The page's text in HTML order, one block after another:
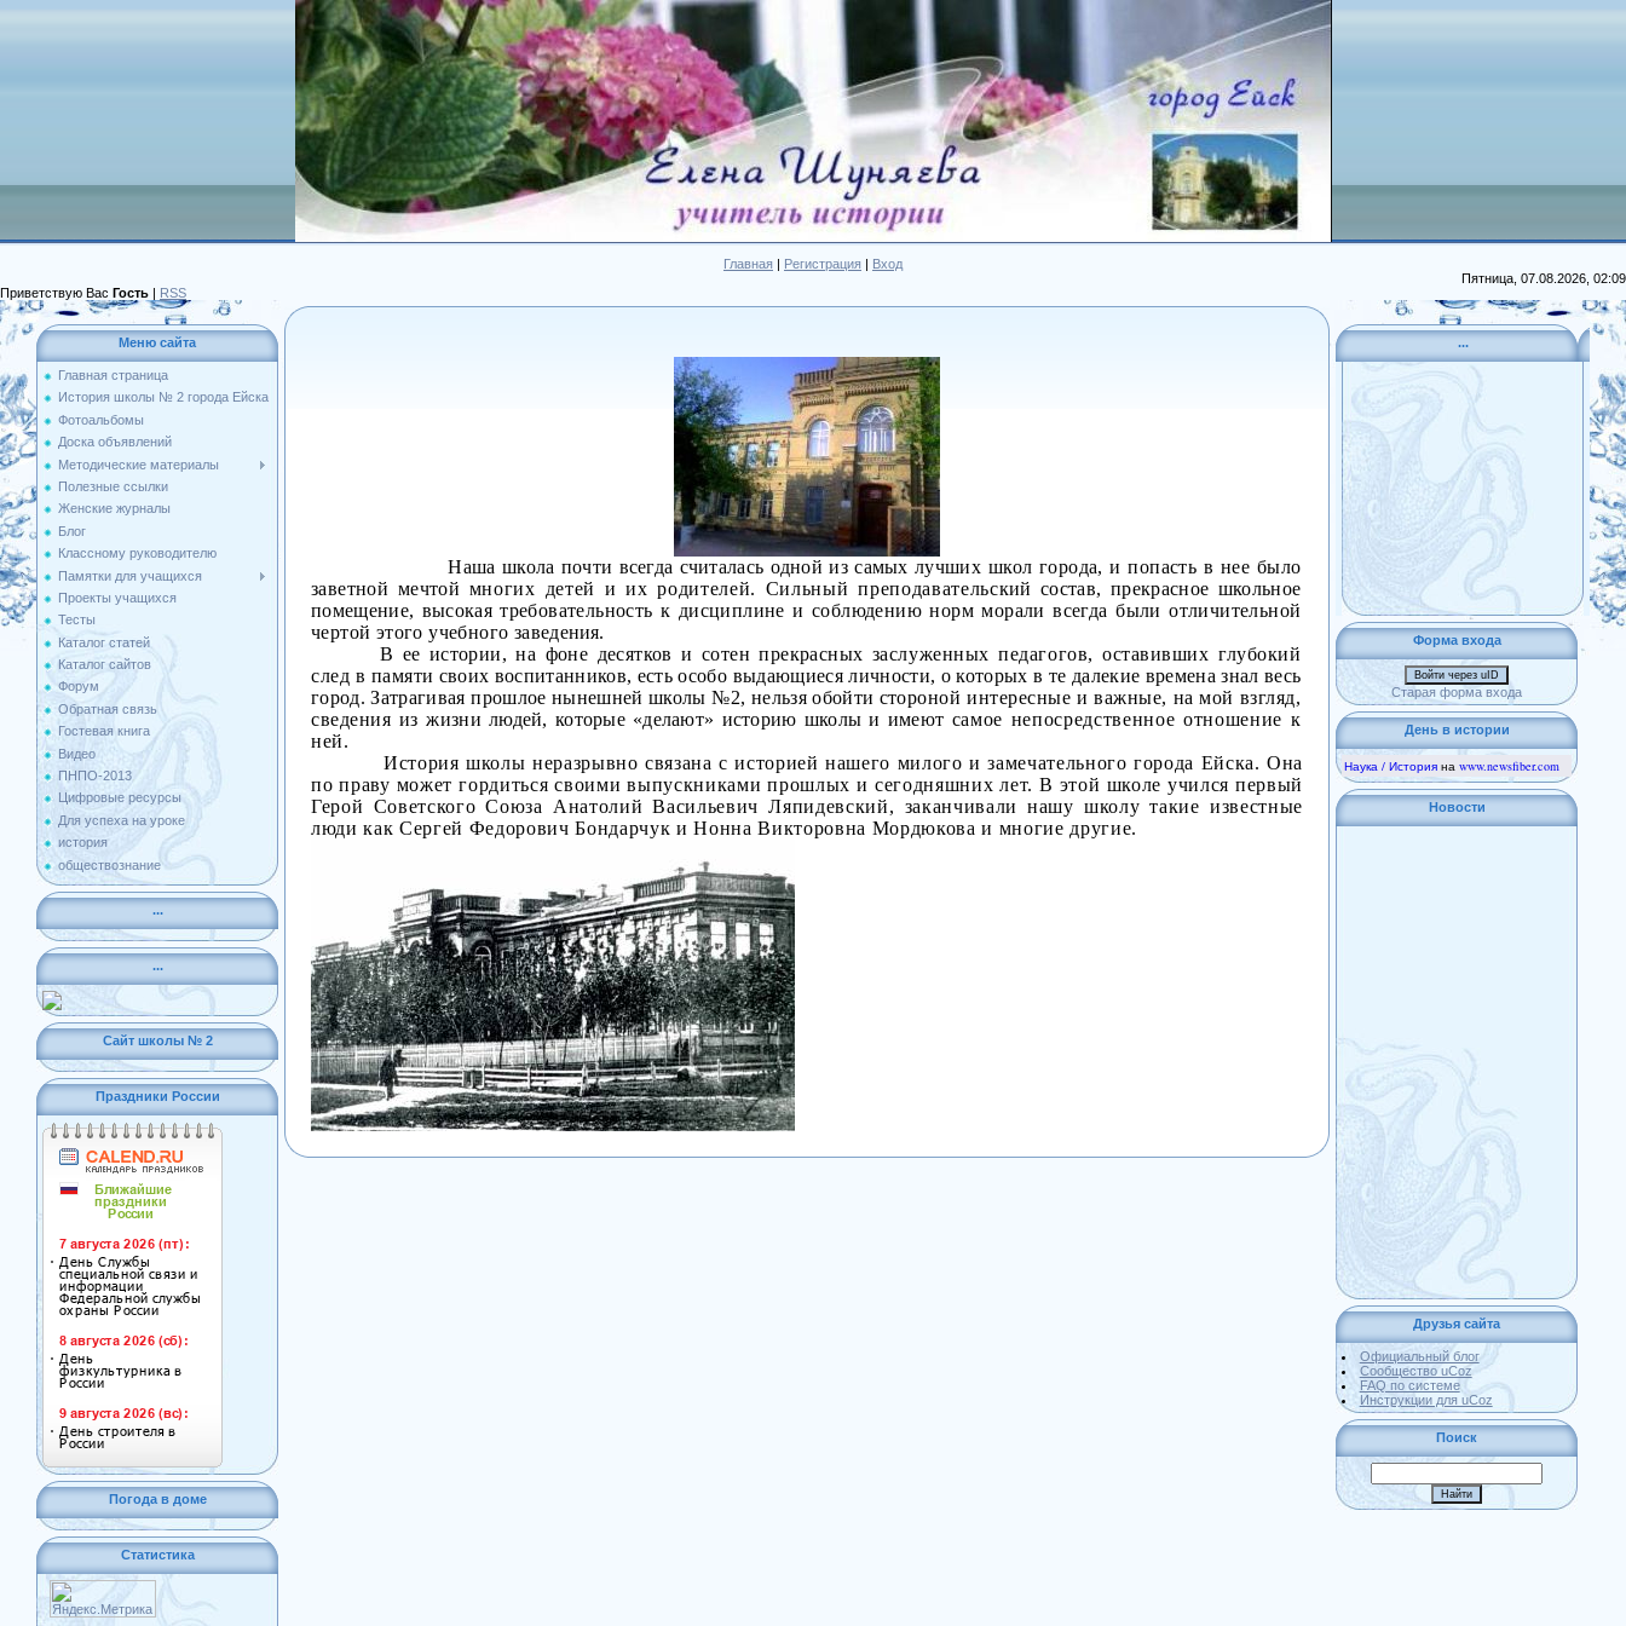
Главная | Регистрация | Вход
Пятница, 07.08.2026, 02:09
Приветствую Вас Гость | RSS
Меню сайта
Главная страница
История школы № 2 города Ейска
Фотоальбомы
Доска объявлений
Методические материалы
Полезные ссылки
Женские журналы
Блог
Классному руководителю
Памятки для учащихся
Проекты учащихся
Тесты
Каталог статей
Каталог сайтов
Форум
Обратная связь
Гостевая книга
Видео
ПНПО-2013
Цифровые ресурсы
Для успеха на уроке
история
обществознание
...
...
Сайт школы № 2
Праздники России
Погода в доме
Статистика
Наша школа почти всегда считалась одной из самых луч­ших школ города, и попасть в нее было
заветной мечтой многих детей и их родителей. Сильный преподавательс­кий состав, прекрасное школьное
помещение, высокая тре­бовательность к дисциплине и соблюдению норм морали всегда были отличительной
чертой этого учебного заведе­ния.
В ее истории, на фоне десятков и сотен прекрасных заслуженных педагогов, оставивших глубокий
след в па­мяти своих воспитанников, есть особо выдающиеся лично­сти, о которых в те далекие времена знал весь
город. Зат­рагивая прошлое нынешней школы №2, нельзя обойти сто­роной интересные и важные, на мой взгляд,
сведения изжизни людей, которые «делают» историю школы и имеют самое непосредственное отношение к
ней.
История школы неразрывно связана с историей нашего милого и замечательного города Ейска. Она
по праву может гордиться своими выпускниками прошлых и сегодняшних лет. В этой школе учился первый
Герой Советского Союза Анатолий Васильевич Ляпидевский, заканчивали нашу школу такие известные
люди как Сергей Федорович Бондарчук и Нонна Викторовна Мордюкова и многие другие.
...
Форма входа
Войти через uID
Старая форма входа
День в истории
Наука / История наwww.newsfiber.com
Новости
Друзья сайта
Официальный блог
Сообщество uCoz
FAQ по системе
Инструкции для uCoz
Поиск